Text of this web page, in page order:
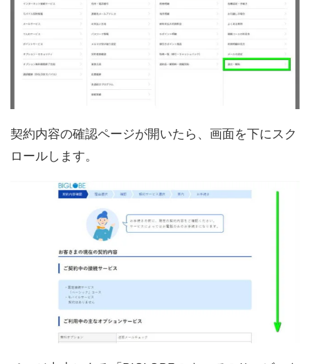
契約内容の確認ページが開いたら、画面を下にスク
ロールします。